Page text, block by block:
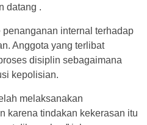
datang .
internal terhadap
Anggota yang terlibat
disiplin sebagaimana
kepolisian.
melaksanakan
karena tindakan kekerasan itu